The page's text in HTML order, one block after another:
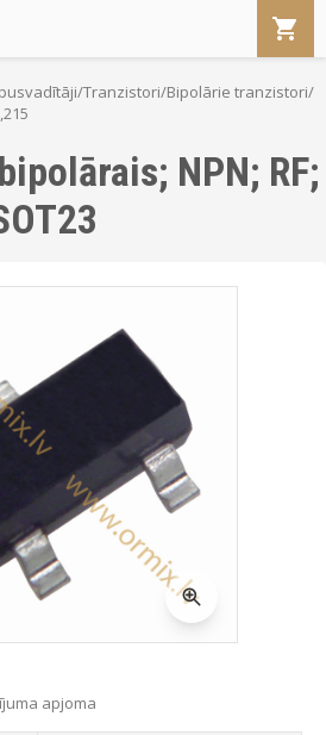
/Tranzistori/Bipolārie tranzistori/
NPN; RF;
apjoma